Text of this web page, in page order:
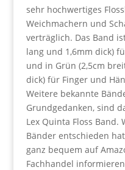
sehr hochwertiges
Weichmachern und
verträglich. Das Band
lang und 1,6mm dick)
und in Grün (2,5cm
dick) für Finger und
Weitere bekannte
Grundgedanken, sind
Lex Quinta Floss
Bänder entschieden
ganz bequem auf
Fachhandel